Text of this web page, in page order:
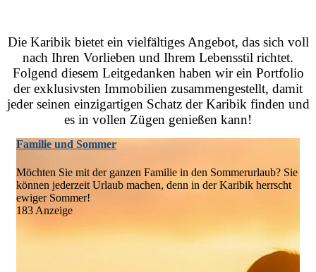
Die Karibik bietet ein vielfältiges Angebot, das sich voll
nach Ihren Vorlieben und Ihrem Lebensstil richtet.
Folgend diesem Leitgedanken haben wir ein Portfolio
der exklusivsten Immobilien zusammengestellt, damit
jeder seinen einzigartigen Schatz der Karibik finden und
es in vollen Zügen genießen kann!
Familie und Sommer
Möchten Sie mit der ganzen Familie in den Sommerurlaub? Sie
können jederzeit Urlaub machen, denn in der Karibik herrscht
ewiger Sommer!
183 Anzeige